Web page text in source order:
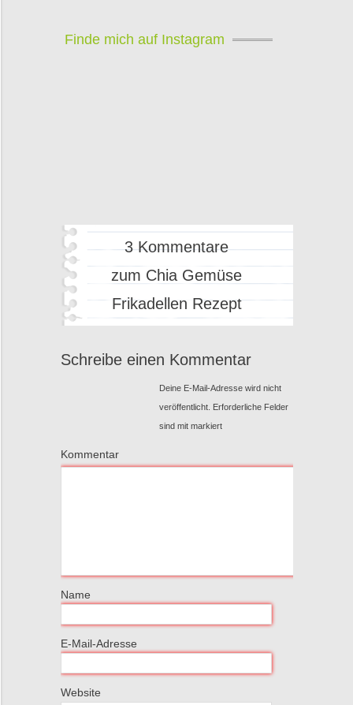
Finde mich auf Instagram
3 Kommentare
zum Chia Gemüse
Frikadellen Rezept
Schreibe einen Kommentar
Deine E-Mail-Adresse wird nicht
veröffentlicht. Erforderliche Felder
sind mit markiert
Kommentar
Name
E-Mail-Adresse
Website